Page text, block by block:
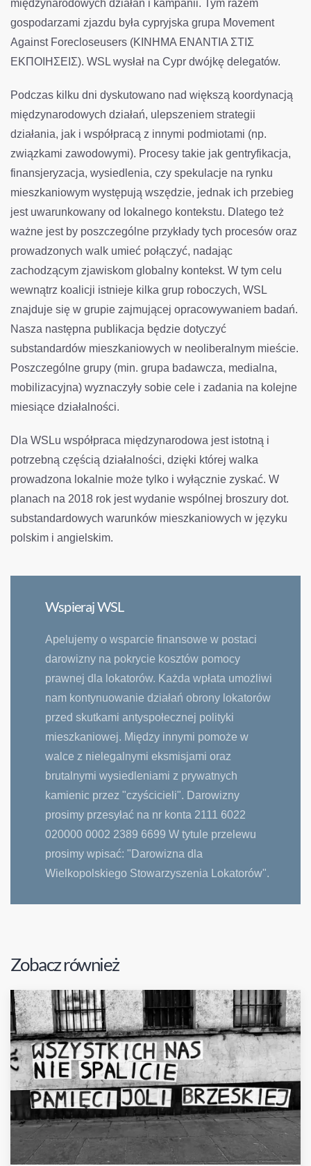
międzynarodowych działań i kampanii. Tym razem
gospodarzami zjazdu była cypryjska grupa Movement
Against Forecloseusers (ΚΙΝΗΜΑ ΕΝΑΝΤΙΑ ΣΤΙΣ
ΕΚΠΟΙΗΣΕΙΣ). WSL wysłał na Cypr dwójkę delegatów.
Podczas kilku dni dyskutowano nad większą koordynacją
międzynarodowych działań, ulepszeniem strategii
działania, jak i współpracą z innymi podmiotami (np.
związkami zawodowymi). Procesy takie jak gentryfikacja,
finansjeryzacja, wysiedlenia, czy spekulacje na rynku
mieszkaniowym występują wszędzie, jednak ich przebieg
jest uwarunkowany od lokalnego kontekstu. Dlatego też
ważne jest by poszczególne przykłady tych procesów oraz
prowadzonych walk umieć połączyć, nadając
zachodzącym zjawiskom globalny kontekst. W tym celu
wewnątrz koalicji istnieje kilka grup roboczych, WSL
znajduje się w grupie zajmującej opracowywaniem badań.
Nasza następna publikacja będzie dotyczyć
substandardów mieszkaniowych w neoliberalnym mieście.
Poszczególne grupy (min. grupa badawcza, medialna,
mobilizacyjna) wyznaczyły sobie cele i zadania na kolejne
miesiące działalności.
Dla WSLu współpraca międzynarodowa jest istotną i
potrzebną częścią działalności, dzięki której walka
prowadzona lokalnie może tylko i wyłącznie zyskać. W
planach na 2018 rok jest wydanie wspólnej broszury dot.
substandardowych warunków mieszkaniowych w języku
polskim i angielskim.
Wspieraj WSL
Apelujemy o wsparcie finansowe w postaci
darowizny na pokrycie kosztów pomocy
prawnej dla lokatorów. Każda wpłata umożliwi
nam kontynuowanie działań obrony lokatorów
przed skutkami antyspołecznej polityki
mieszkaniowej. Między innymi pomoże w
walce z nielegalnymi eksmisjami oraz
brutalnymi wysiedleniami z prywatnych
kamienic przez "czyścicieli". Darowizny
prosimy przesyłać na nr konta 2111 6022
020000 0002 2389 6699 W tytule przelewu
prosimy wpisać: "Darowizna dla
Wielkopolskiego Stowarzyszenia Lokatorów".
Zobacz również